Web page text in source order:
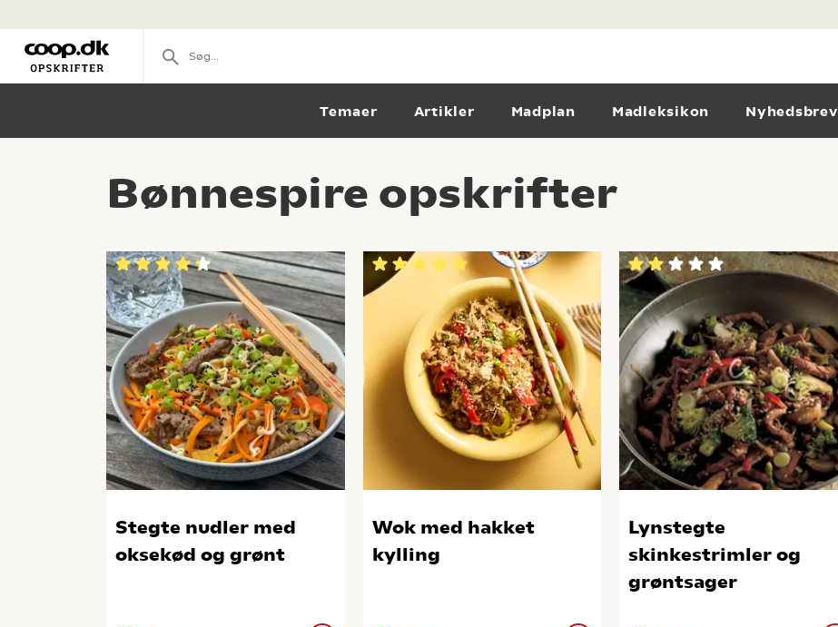
Temaer Artikler Madplan Madleksikon Nyhedsbrev
Bønnespire opskrifter
Stegte nudler med
oksekød og grønt
Wok med hakket
kylling
Lynstegte
skinkestrimler og
grøntsager